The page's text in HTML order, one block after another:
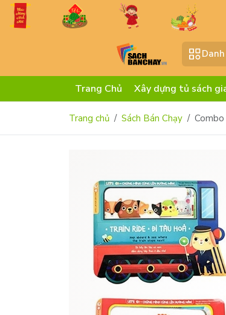
Trang Chủ Xây dựng tủ sách
Trang chủ Sách Bán Chạy